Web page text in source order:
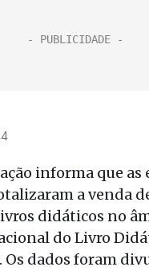
informa que
a venda
didáticos no
do Livro
Os dados foram